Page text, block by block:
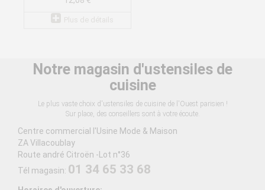
Notre magasin d'ustensiles de
cuisine
Le plus vaste choix d'ustensiles de cuisine de l'Ouest parisien !
Sur place, des conseillers sont à votre écoute.
Centre commercial l'Usine Mode & Maison
ZA Villacoublay
Route andré Citroën -Lot n°36
Tél magasin: 01 34 65 33 68